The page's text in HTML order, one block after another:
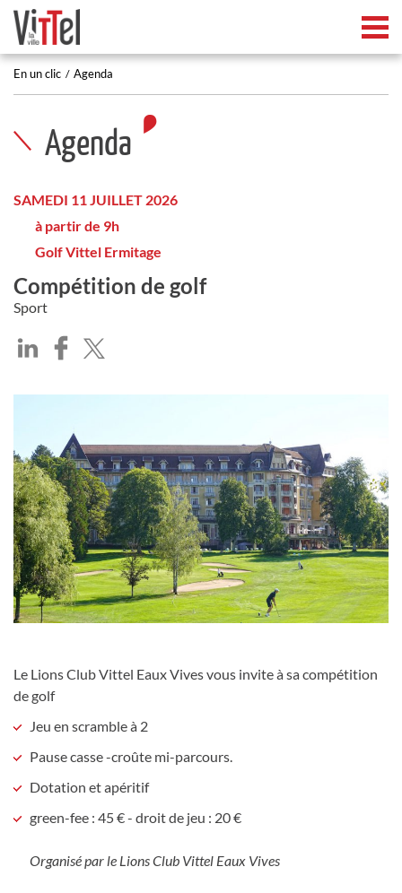
En un clic Agenda
Agenda
SAMEDI 11 JUILLET 2026
à partir de 9h
Golf Vittel Ermitage
Compétition de golf
Sport
Le Lions Club Vittel Eaux Vives vous invite à sa compétition
de golf
Jeu en scramble à 2
Pause casse -croûte mi-parcours.
Dotation et apéritif
green-fee : 45 € - droit de jeu : 20 €
Organisé par le Lions Club Vittel Eaux Vives